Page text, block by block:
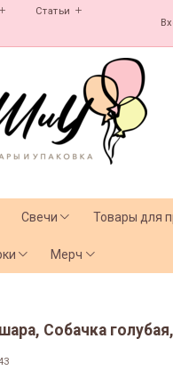
Статьи
Свечи Товары для
Мерч
Собачка